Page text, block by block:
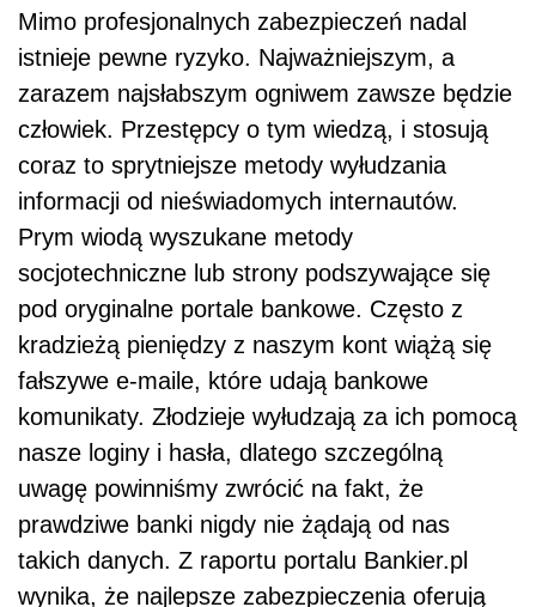
Mimo profesjonalnych zabezpieczeń nadal
istnieje pewne ryzyko. Najważniejszym, a
zarazem najsłabszym ogniwem zawsze będzie
człowiek. Przestępcy o tym wiedzą, i stosują
coraz to sprytniejsze metody wyłudzania
informacji od nieświadomych internautów.
Prym wiodą wyszukane metody
socjotechniczne lub strony podszywające się
pod oryginalne portale bankowe. Często z
kradzieżą pieniędzy z naszym kont wiążą się
fałszywe e-maile, które udają bankowe
komunikaty. Złodzieje wyłudzają za ich pomocą
nasze loginy i hasła, dlatego szczególną
uwagę powinniśmy zwrócić na fakt, że
prawdziwe banki nigdy nie żądają od nas
takich danych. Z raportu portalu Bankier.pl
wynika, że najlepsze zabezpieczenia oferują